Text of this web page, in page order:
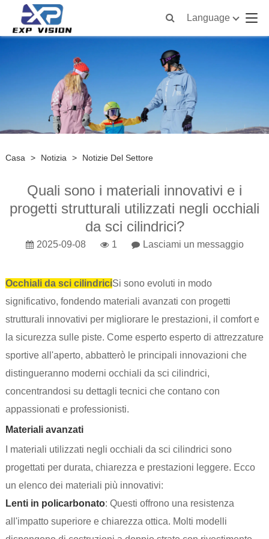
Language
Casa > Notizia > Notizie Del Settore
Quali sono i materiali innovativi e i
progetti strutturali utilizzati negli occhiali
da sci cilindrici?
2025-09-08 1 Lasciami un messaggio
Occhiali da sci cilindriciSi sono evoluti in modo
significativo, fondendo materiali avanzati con progetti
strutturali innovativi per migliorare le prestazioni, il comfort e
la sicurezza sulle piste. Come esperto esperto di attrezzature
sportive all'aperto, abbatterò le principali innovazioni che
distingueranno moderni occhiali da sci cilindrici,
concentrandosi su dettagli tecnici che contano con
appassionati e professionisti.
Materiali avanzati
I materiali utilizzati negli occhiali da sci cilindrici sono
progettati per durata, chiarezza e prestazioni leggere. Ecco
un elenco dei materiali più innovativi:
Lenti in policarbonato: Questi offrono una resistenza
all'impatto superiore e chiarezza ottica. Molti modelli